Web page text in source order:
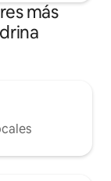
más